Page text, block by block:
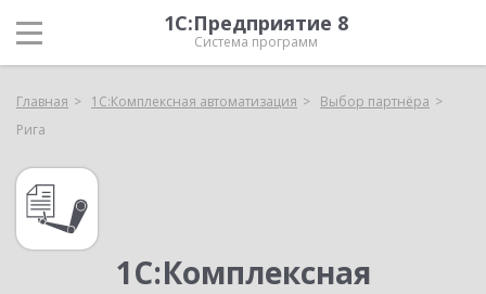
1С:Предприятие 8
Система программ
Главная 1С:Комплексная автоматизация
Выбор партнёра
Рига
1С:Комплексная